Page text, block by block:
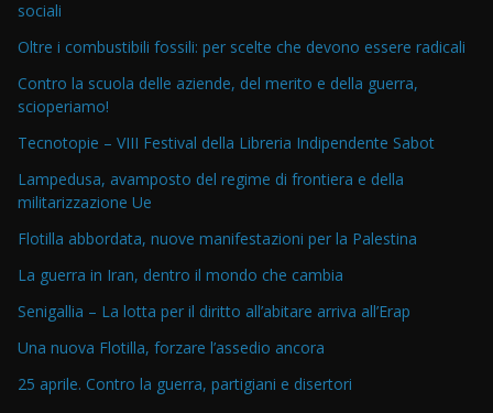
sociali
Oltre i combustibili fossili: per scelte che devono essere radicali
Contro la scuola delle aziende, del merito e della guerra,
scioperiamo!
Tecnotopie – VIII Festival della Libreria Indipendente Sabot
Lampedusa, avamposto del regime di frontiera e della
militarizzazione Ue
Flotilla abbordata, nuove manifestazioni per la Palestina
La guerra in Iran, dentro il mondo che cambia
Senigallia – La lotta per il diritto all’abitare arriva all’Erap
Una nuova Flotilla, forzare l’assedio ancora
25 aprile. Contro la guerra, partigiani e disertori